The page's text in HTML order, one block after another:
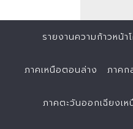
รายงานความก้าวหน้า
ภาคเหนือตอนล่าง ภาคก
ภาคตะวันออกเฉียงเห